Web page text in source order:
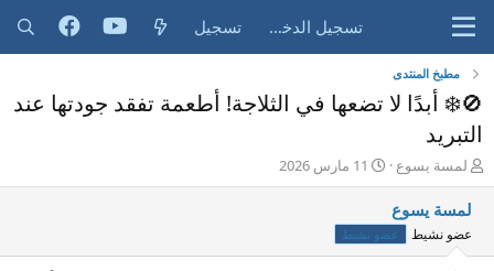
تسجيل الدخول تسجيل
مطبخ المنتدى
🚫❄️ أبدًا لا تضعها في الثلاجة! أطعمة تفقد جودتها عند
التبريد
ب
ا
د
ئ
ا
ل
لمسة يسوع
ت
ا
ي
خ
ا
11 مارس 2026
لمسة يسوع
عضو نشيط عضو نشيط